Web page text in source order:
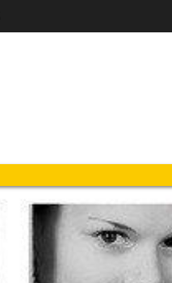
au
directs